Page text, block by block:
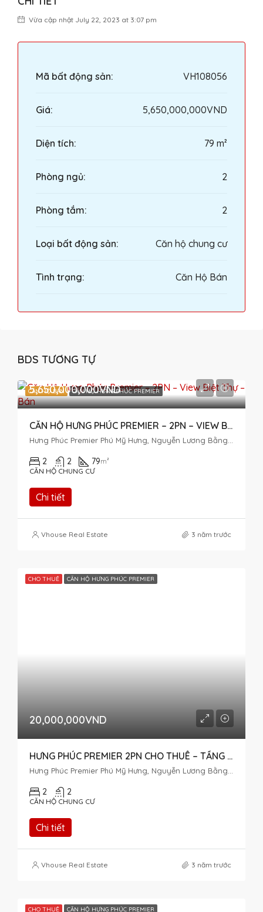
Vừa cập nhật July 22, 2023 at 3:07 pm
Mã bất động sản: VH108056
Giá: 5,650,000,000VND
Diện tích: 79 m²
Phòng ngủ: 2
Phòng tắm: 2
Loại bất động sản: Căn hộ chung cư
Tình trạng: Căn Hộ Bán
BDS TƯƠNG TỰ
CĂN HỘ BÁN CĂN HỘ HƯNG PHÚC PREMIER
5,650,000,000VND
CĂN HỘ HƯNG PHÚC PREMIER – 2PN – VIEW BIỆT THỰ – BÁN
2 2 79m²
CĂN HỘ CHUNG CƯ
Chi tiết
Vhouse Real Estate 3 năm trước
CHO THUÊ CĂN HỘ HƯNG PHÚC PREMIER
20,000,000VND
HƯNG PHÚC PREMIER 2PN CHO THUÊ – TẦNG TRUNG
2 2
CĂN HỘ CHUNG CƯ
Chi tiết
Vhouse Real Estate 3 năm trước
CHO THUÊ CĂN HỘ HƯNG PHÚC PREMIER